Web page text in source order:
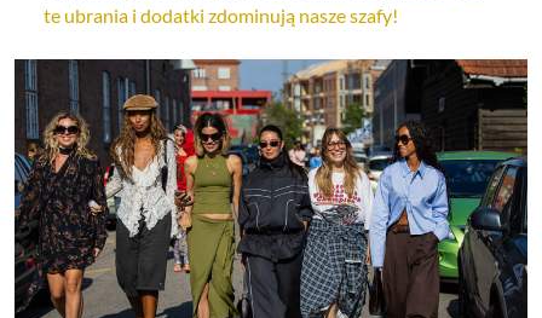
te ubrania i dodatki zdominują nasze szafy!